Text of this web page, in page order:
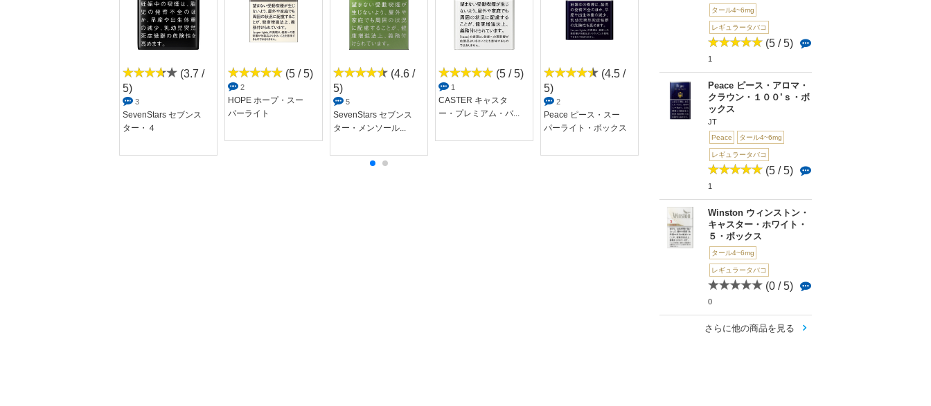
タール4~6mg
レギュラータバコ
(5 / 5)
1
Peace ピース・アロマ・
クラウン・１００’ｓ・ボ
ックス
JT
Peace タール4~6mg
レギュラータバコ
(5 / 5)
1
Winston ウィンストン・
キャスター・ホワイト・
５・ボックス
タール4~6mg
レギュラータバコ
(0 / 5)
0
さらに他の商品を見る
(3.7 /
5)
3
SevenStars セブンス
ター・４
(5 / 5)
2
HOPE ホープ・スー
パーライト
(4.6 /
5)
5
SevenStars セブンス
ター・メンソール...
(5 / 5)
1
CASTER キャスタ
ー・プレミアム・バ...
(4.5 /
5)
2
Peace ピース・スー
パーライト・ボックス
(0 / 5)
Winston ウィンスト
ン・キャスター・ホ...
(5 / 5)
1
Pianissimo ピアニッ